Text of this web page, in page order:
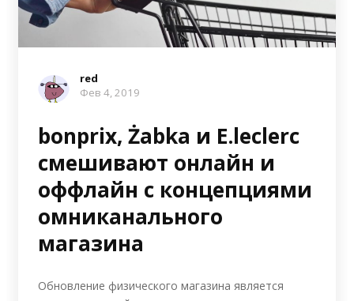
red
Фев 4, 2019
bonprix, Żabka и E.leclerc
смешивают онлайн и
оффлайн с концепциями
омниканального
магазина
Обновление физического магазина является